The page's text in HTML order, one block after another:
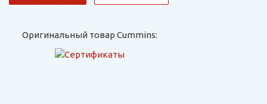
Оригинальный товар Cummins: